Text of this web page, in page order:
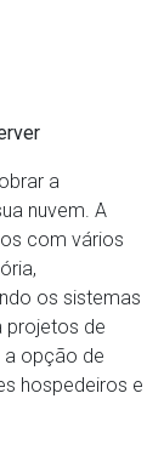
a
nuvem. A
com vários
os sistemas
projetos de
a opção de
hospedeiros e